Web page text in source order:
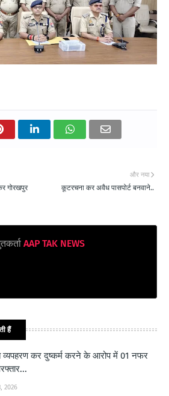
और नया
कूटरचना कर अवैध पासपोर्ट बनवाने..
गोरखपुर
AAP TAK NEWS
हैं
व्यपहरण कर दुष्कर्म करने के आरोप में 01 नफर
2026